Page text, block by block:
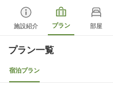
施設紹介 プラン 部屋
プラン一覧
宿泊プラン